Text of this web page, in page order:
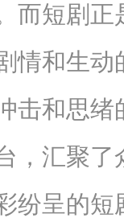
而短剧
情和生
击和思
，汇聚
纷呈的